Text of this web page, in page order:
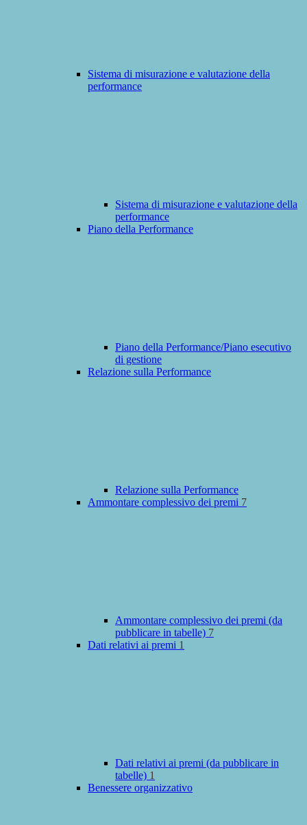
Sistema di misurazione e valutazione della
performance
Sistema di misurazione e valutazione della
performance
Piano della Performance
Piano della Performance/Piano esecutivo
di gestione
Relazione sulla Performance
Relazione sulla Performance
Ammontare complessivo dei premi 7
Ammontare complessivo dei premi (da
pubblicare in tabelle) 7
Dati relativi ai premi 1
Dati relativi ai premi (da pubblicare in
tabelle) 1
Benessere organizzativo